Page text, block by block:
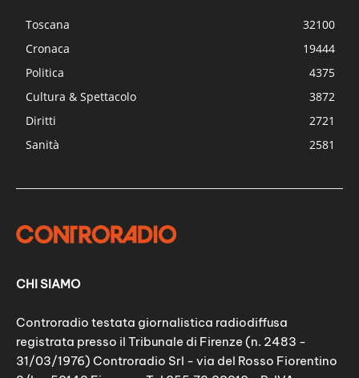
Toscana
32100
Cronaca
19444
Politica
4375
Cultura & Spettacolo
3872
Diritti
2721
Sanità
2581
CHI SIAMO
Controradio testata giornalistica radiodiffusa
registrata presso il Tribunale di Firenze (n. 2483 -
31/03/1976) Controradio Srl - via del Rosso Fiorentino